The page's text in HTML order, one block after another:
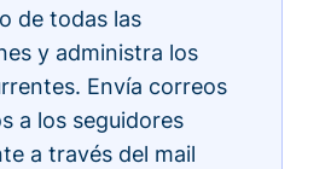
de todas las
y administra los
Envía correos
a los seguidores
a través del mail